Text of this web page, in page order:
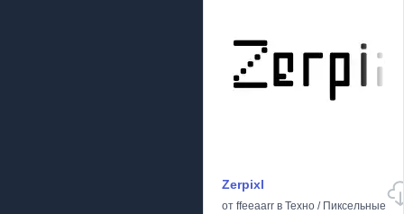
Zerpixl
от ffeeaarr в Техно / Пиксельные